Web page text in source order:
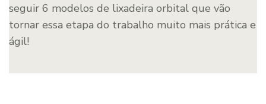
seguir 6 modelos de lixadeira orbital que vão
tornar essa etapa do trabalho muito mais prática e
ágil!